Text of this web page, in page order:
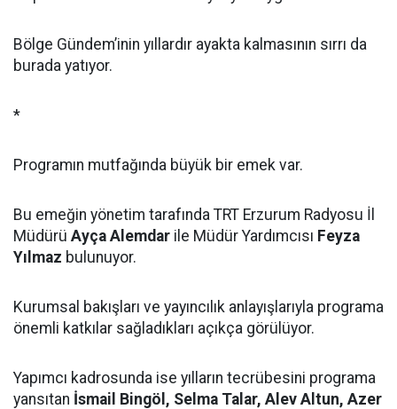
Bölge Gündem’inin yıllardır ayakta kalmasının sırrı da
burada yatıyor.
*
Programın mutfağında büyük bir emek var.
Bu emeğin yönetim tarafında TRT Erzurum Radyosu İl
Müdürü Ayça Alemdar ile Müdür Yardımcısı Feyza
Yılmaz bulunuyor.
Kurumsal bakışları ve yayıncılık anlayışlarıyla programa
önemli katkılar sağladıkları açıkça görülüyor.
Yapımcı kadrosunda ise yılların tecrübesini programa
yansıtan İsmail Bingöl, Selma Talar, Alev Altun, Azer